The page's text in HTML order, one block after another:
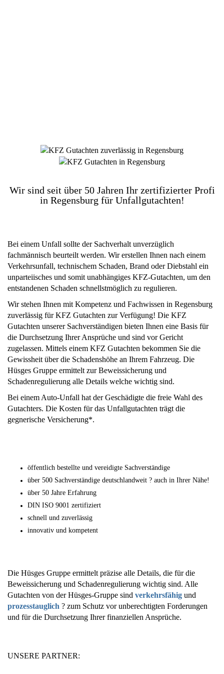
Wir sind seit über 50 Jahren Ihr zertifizierter Profi
in Regensburg für Unfallgutachten!
Bei einem Unfall sollte der Sachverhalt unverzüglich
fachmännisch beurteilt werden. Wir erstellen Ihnen nach einem
Verkehrsunfall, technischem Schaden, Brand oder Diebstahl ein
unparteiisches und somit unabhängiges KFZ-Gutachten, um den
entstandenen Schaden schnellstmöglich zu regulieren.
Wir stehen Ihnen mit Kompetenz und Fachwissen in Regensburg
zuverlässig für KFZ Gutachten zur Verfügung! Die KFZ
Gutachten unserer Sachverständigen bieten Ihnen eine Basis für
die Durchsetzung Ihrer Ansprüche und sind vor Gericht
zugelassen. Mittels einem KFZ Gutachten bekommen Sie die
Gewissheit über die Schadenshöhe an Ihrem Fahrzeug. Die
Hüsges Gruppe ermittelt zur Beweissicherung und
Schadenregulierung alle Details welche wichtig sind.
Bei einem Auto-Unfall hat der Geschädigte die freie Wahl des
Gutachters. Die Kosten für das Unfallgutachten trägt die
gegnerische Versicherung*.
öffentlich bestellte und vereidigte Sachverständige
über 500 Sachverständige deutschlandweit ? auch in Ihrer Nähe!
über 50 Jahre Erfahrung
DIN ISO 9001 zertifiziert
schnell und zuverlässig
innovativ und kompetent
Die Hüsges Gruppe ermittelt präzise alle Details, die für die
Beweissicherung und Schadenregulierung wichtig sind. Alle
Gutachten von der Hüsges-Gruppe sind verkehrsfähig und
prozesstauglich ? zum Schutz vor unberechtigten Forderungen
und für die Durchsetzung Ihrer finanziellen Ansprüche.
UNSERE PARTNER: